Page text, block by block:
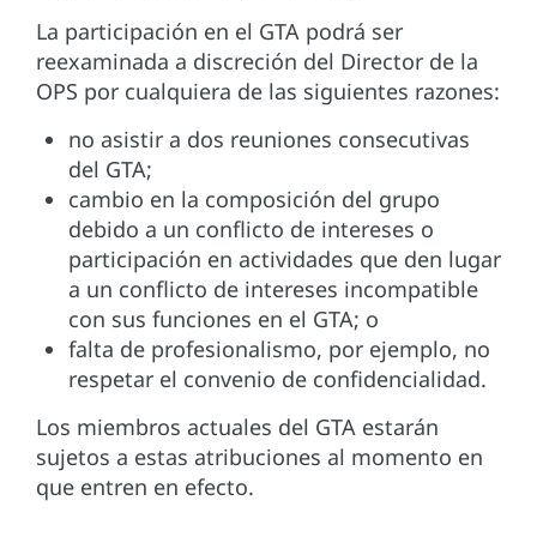
La participación en el GTA podrá ser
reexaminada a discreción del Director de la
OPS por cualquiera de las siguientes razones:
no asistir a dos reuniones consecutivas
del GTA;
cambio en la composición del grupo
debido a un conflicto de intereses o
participación en actividades que den lugar
a un conflicto de intereses incompatible
con sus funciones en el GTA; o
falta de profesionalismo, por ejemplo, no
respetar el convenio de confidencialidad.
Los miembros actuales del GTA estarán
sujetos a estas atribuciones al momento en
que entren en efecto.